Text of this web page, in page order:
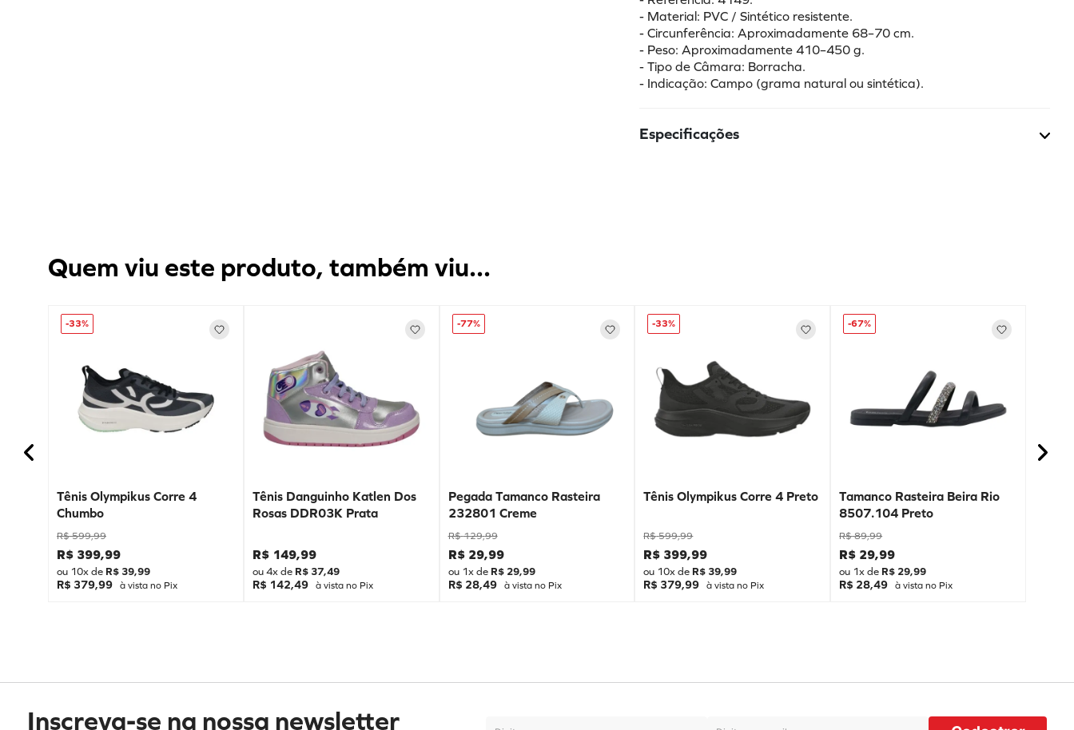
- Material: PVC / Sintético resistente.
- Circunferência: Aproximadamente 68–70 cm.
- Peso: Aproximadamente 410–450 g.
- Tipo de Câmara: Borracha.
- Indicação: Campo (grama natural ou sintética).
Especificações
Quem viu este produto, também viu...
-33%
Tênis Olympikus Corre 4
Chumbo
R$ 599,99
R$ 399,99
ou 10x de R$ 39,99
R$ 379,99 à vista no Pix
Tênis Danguinho Katlen Dos
Rosas DDR03K Prata
R$ 149,99
ou4x de R$ 37,49
R$ 142,49 à vista no Pix
-77%
Pegada Tamanco Rasteira
232801 Creme
R$ 129,99
R$ 29,99
ou 1x de R$ 29,99
R$ 28,49 à vista no Pix
-33%
Tênis Olympikus Corre 4 Preto
R$ 599,99
R$ 399,99
ou 10x de R$ 39,99
R$ 379,99 à vista no Pix
-67%
Tamanco Rasteira Beira Rio
8507.104 Preto
R$ 89,99
R$ 29,99
ou 1x de R$ 29,99
R$ 28,49 à vista no Pix
Inscreva-se na nossa newsletter